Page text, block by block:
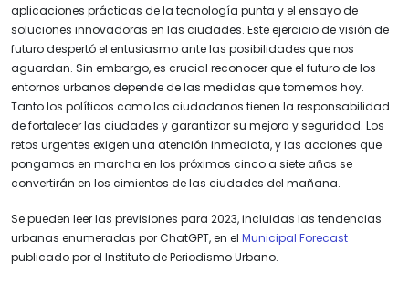
aplicaciones prácticas de la tecnología punta y el ensayo de
soluciones innovadoras en las ciudades. Este ejercicio de visión de
futuro despertó el entusiasmo ante las posibilidades que nos
aguardan. Sin embargo, es crucial reconocer que el futuro de los
entornos urbanos depende de las medidas que tomemos hoy.
Tanto los políticos como los ciudadanos tienen la responsabilidad
de fortalecer las ciudades y garantizar su mejora y seguridad. Los
retos urgentes exigen una atención inmediata, y las acciones que
pongamos en marcha en los próximos cinco a siete años se
convertirán en los cimientos de las ciudades del mañana.
Se pueden leer las previsiones para 2023, incluidas las tendencias
urbanas enumeradas por ChatGPT, en el Municipal Forecast
publicado por el Instituto de Periodismo Urbano.